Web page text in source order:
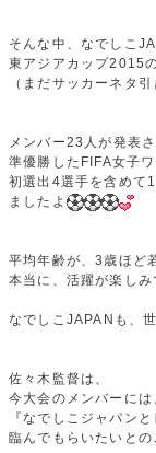
そんな中、なでしこ
東アジアカップ2015
（まだサッカーネタ
メンバー23人が発表さ
準優勝したFIFA女子
初選出4選手を含めて
ましたよ
平均年齢が、3歳ほど
本当に、活躍が楽しみ
なでしこJAPANも、
佐々木監督は、
今大会のメンバーに
『なでしこジャパン
臨んでもらいたいとの